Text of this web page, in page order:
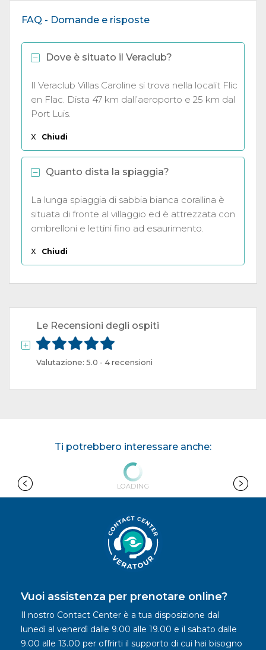
FAQ - Domande e risposte
Dove è situato il Veraclub?
Il Veraclub Villas Caroline si trova nella localit Flic
en Flac. Dista 47 km dall’aeroporto e 25 km dal
Port Luis.
X Chiudi
Quanto dista la spiaggia?
La lunga spiaggia di sabbia bianca corallina è
situata di fronte al villaggio ed è attrezzata con
ombrelloni e lettini fino ad esaurimento.
X Chiudi
Le Recensioni degli ospiti
Valutazione: 5.0 - 4 recensioni
Ti potrebbero interessare anche:
Vuoi assistenza per prenotare online?
Il nostro Contact Center è a tua disposizione dal
lunedì al venerdì dalle 9.00 alle 19.00 e il sabato dalle
9.00 alle 13.00 per offrirti il supporto di cui hai bisogno